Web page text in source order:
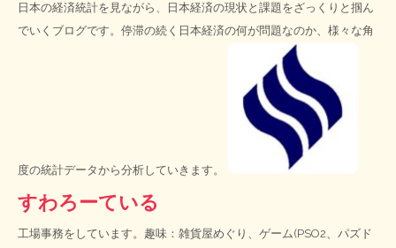
日本の経済統計を見ながら、日本経済の現状と課題をざっくりと掴ん
でいくブログです。停滞の続く日本経済の何が問題なのか、様々な角
度の統計データから分析していきます。
すわろーている
工場事務をしています。趣味：雑貨屋めぐり、ゲーム(PSO2、パズド